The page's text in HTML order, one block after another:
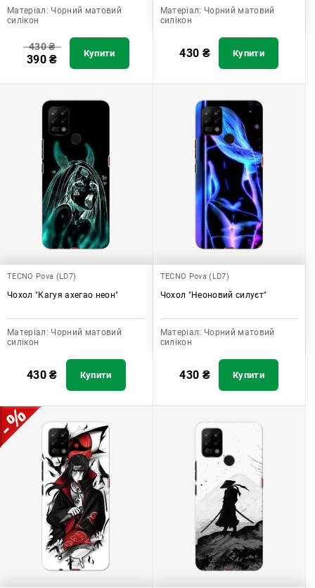
Матеріал: Чорний матовий
силікон
430₴
390₴ Купити
Матеріал: Чорний матовий
силікон
430 ₴ Купити
TECNO Pova (LD7)
Чохол "Кагуя ахегао неон"
Матеріал: Чорний матовий
силікон
430₴ Купити
TECNO Pova (LD7)
Чохол "Неоновий силуєт"
Матеріал: Чорний матовий
силікон
430 ₴ Купити